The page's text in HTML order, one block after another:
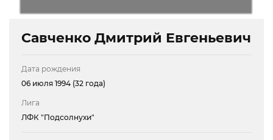
Савченко Дмитрий Евгеньевич
Дата рождения
06 июля 1994 (32 года)
Лига
ЛФК "Подсолнухи"